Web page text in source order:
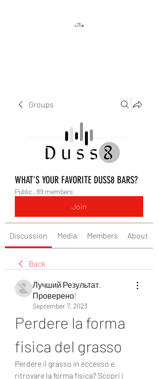
Groups
WHAT'S YOUR FAVORITE DUSS8 BARS?
Public · 89 members
Join
Discussion Media Members About
Back
Лучший Результат.
Проверено!
September 7, 2023
Perdere la forma
fisica del grasso
Perdere il grasso in eccesso e
ritrovare la forma fisica? Scopri i